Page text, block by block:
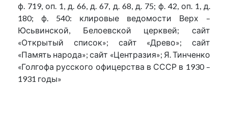
ф. 719, оп. 1, д. 66, д. 67, д. 68, д. 75; ф. 42, оп. 1, д.
180; ф. 540: клировые ведомости Верх –
Юсьвинской, Белоевской церквей; сайт
«Открытый список»; сайт «Древо»; сайт
«Память народа»; сайт «Центразия»; Я. Тинченко
«Голгофа русского офицерства в СССР в 1930 –
1931 годы»